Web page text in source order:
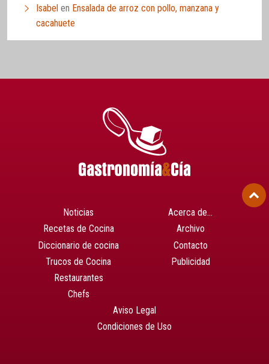
Isabel en Ensalada de arroz con pollo, manzana y
cacahuete
Noticias
Recetas de Cocina
Diccionario de cocina
Trucos de Cocina
Restaurantes
Chefs
Acerca de…
Archivo
Contacto
Publicidad
Aviso Legal
Condiciones de Uso